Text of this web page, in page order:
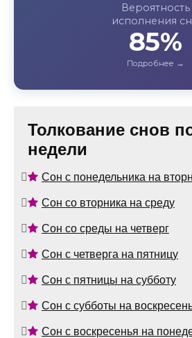
Вероятность
исполнения
85%
Толкование снов
недели
Сон с понедельника на
Сон со вторника на среду
Сон со среды на четверг
Сон с четверга на пятницу
Сон с пятницы на субботу
Сон с субботы на
Сон с воскресенья на